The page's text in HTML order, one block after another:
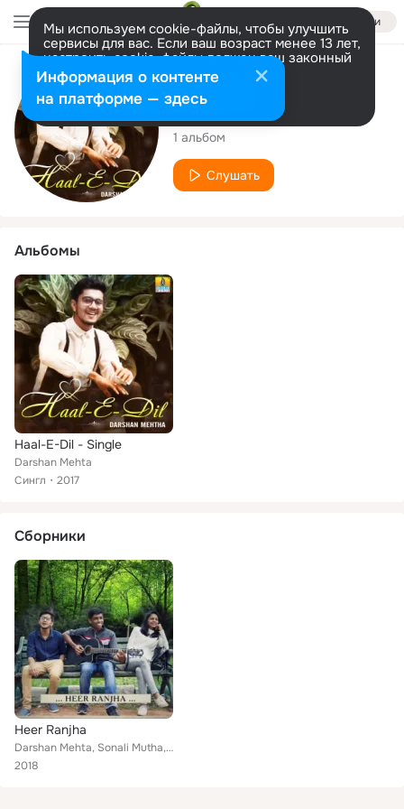
Войти
Мы используем cookie-файлы, чтобы улучшить
сервисы для вас. Если ваш возраст менее 13 лет,
настроить cookie-файлы должен ваш законный
представитель. Больше информации
Разрешить все Настроить
Исполнитель
Darshan Mehta
1 альбом
Слушать
Альбомы
Haal-E-Dil - Single
Darshan Mehta
Сингл
2017
Сборники
Heer Ranjha
Darshan Mehta, Sonali Mutha, Bhanvana Jain
2018
Информация о контенте
на платформе — здесь